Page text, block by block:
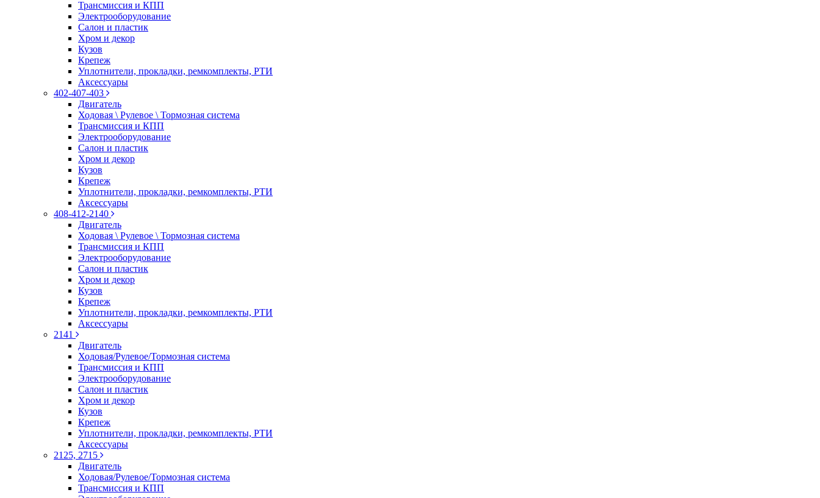
Трансмиссия и КПП
Электрооборудование
Салон и пластик
Хром и декор
Кузов
Крепеж
Уплотнители, прокладки, ремкомплекты, РТИ
Аксессуары
402-407-403
Двигатель
Ходовая \ Рулевое \ Тормозная система
Трансмиссия и КПП
Электрооборудование
Салон и пластик
Хром и декор
Кузов
Крепеж
Уплотнители, прокладки, ремкомплекты, РТИ
Аксессуары
408-412-2140
Двигатель
Ходовая \ Рулевое \ Тормозная система
Трансмиссия и КПП
Электрооборудование
Салон и пластик
Хром и декор
Кузов
Крепеж
Уплотнители, прокладки, ремкомплекты, РТИ
Аксессуары
2141
Двигатель
Ходовая/Рулевое/Тормозная система
Трансмиссия и КПП
Электрооборудование
Салон и пластик
Хром и декор
Кузов
Крепеж
Уплотнители, прокладки, ремкомплекты, РТИ
Аксессуары
2125, 2715
Двигатель
Ходовая/Рулевое/Тормозная система
Трансмиссия и КПП